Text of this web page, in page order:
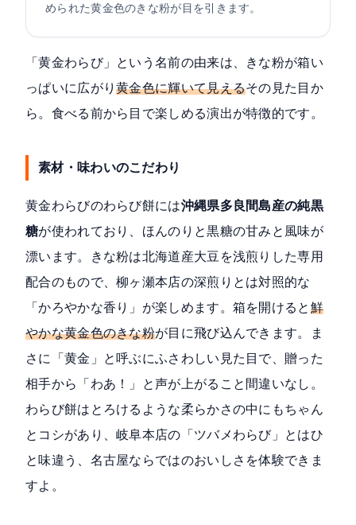
められた黄金色のきな粉が目を引きます。
「黄金わらび」という名前の由来は、きな粉が箱い
っぱいに広がり黄金色に輝いて見えるその見た目か
ら。食べる前から目で楽しめる演出が特徴的です。
素材・味わいのこだわり
黄金わらびのわらび餅には沖縄県多良間島産の純黒
糖が使われており、ほんのりと黒糖の甘みと風味が
漂います。きな粉は北海道産大豆を浅煎りした専用
配合のもので、柳ヶ瀬本店の深煎りとは対照的な
「かろやかな香り」が楽しめます。箱を開けると 鮮
やかな黄金色のきな粉が目に飛び込んできます。ま
さに「黄金」と呼ぶにふさわしい見た目で、贈った
相手から「わあ！」と声が上がること間違いなし。
わらび餅はとろけるような柔らかさの中にもちゃん
とコシがあり、岐阜本店の「ツバメわらび」とはひ
と味違う、名古屋ならではのおいしさを体験できま
すよ。